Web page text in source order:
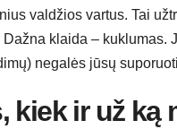
valdžios vartus. Tai
klaida – kuklumas.
negalės jūsų
kiek ir už ką